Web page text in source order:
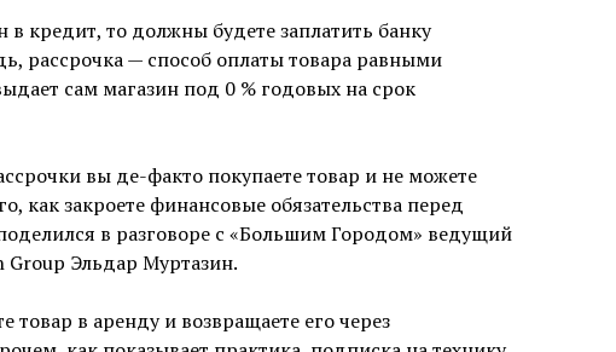
в кредит, то должны будете заплатить банку
рассрочка — способ оплаты товара равными
сам магазин под 0 % годовых на срок
вы де-факто покупаете товар и не можете
как закроете финансовые обязательства перед
в разговоре с «Большим Городом» ведущий
Group Эльдар Муртазин.
товар в аренду и возвращаете его через